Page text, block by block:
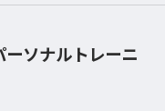
ソナルトレーニ